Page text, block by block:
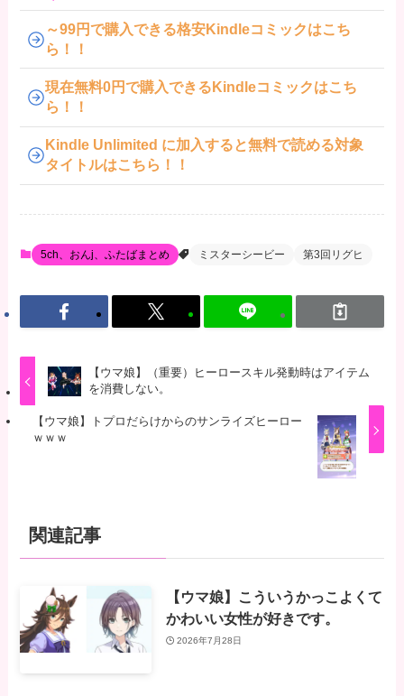
～99円で購入できる格安Kindleコミックはこち
ら！！
現在無料0円で購入できるKindleコミックはこち
ら！！
Kindle Unlimited に加入すると無料で読める対象
タイトルはこちら！！
5ch、おんj、ふたばまとめ ミスターシービー 第3回リグヒ
【ウマ娘】（重要）ヒーロースキル発動時はアイテム
を消費しない。
【ウマ娘】トプロだらけからのサンライズヒーロー
ｗｗｗ
関連記事
【ウマ娘】こういうかっこよくて
かわいい女性が好きです。
2026年7月28日